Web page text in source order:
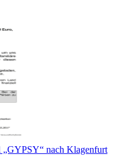
„GYPSY“ nach Klagenfurt